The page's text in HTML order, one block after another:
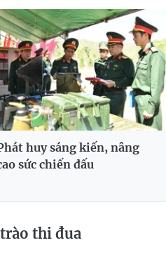
huy sáng kiến, nâng
sức chiến đấu
thi đua